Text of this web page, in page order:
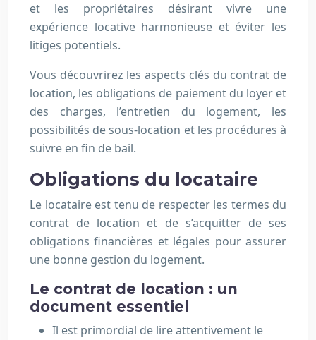
et les propriétaires désirant vivre une
expérience locative harmonieuse et éviter les
litiges potentiels.
Vous découvrirez les aspects clés du contrat de
location, les obligations de paiement du loyer et
des charges, l’entretien du logement, les
possibilités de sous-location et les procédures à
suivre en fin de bail.
Obligations du locataire
Le locataire est tenu de respecter les termes du
contrat de location et de s’acquitter de ses
obligations financières et légales pour assurer
une bonne gestion du logement.
Le contrat de location : un
document essentiel
Il est primordial de lire attentivement le